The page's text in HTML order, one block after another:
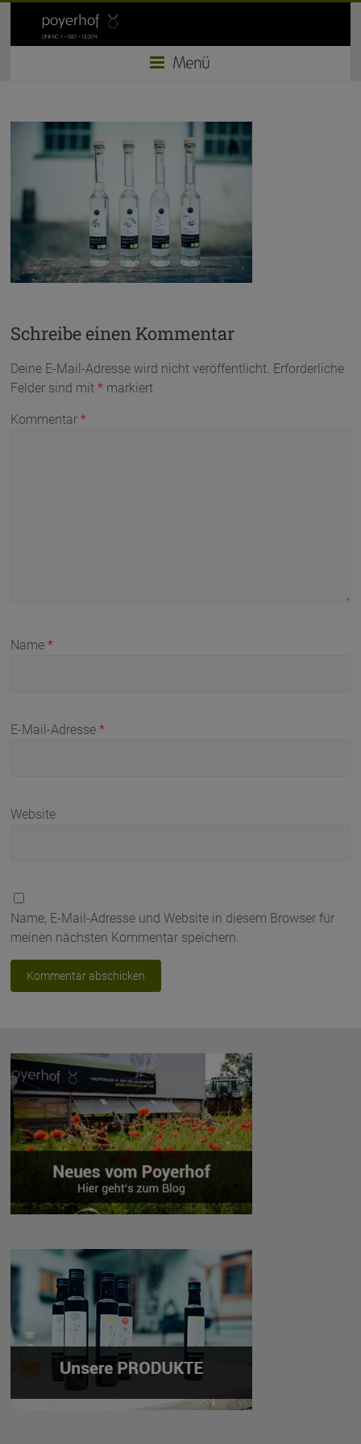
springen
Menü
Schreibe einen Kommentar
Deine E-Mail-Adresse wird nicht veröffentlicht. Erforderliche
Felder sind mit* markiert
Kommentar*
Name*
E-Mail-Adresse*
Website
Name, E-Mail-Adresse und Website in diesem Browser für
meinen nächsten Kommentar speichern.